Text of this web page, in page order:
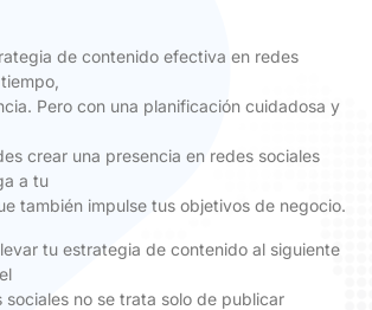
de contenido efectiva en redes
Pero con una planificación cuidadosa y
crear una presencia en redes sociales
a tu
también impulse tus objetivos de negocio.
tu estrategia de contenido al siguiente
sociales no se trata solo de publicar